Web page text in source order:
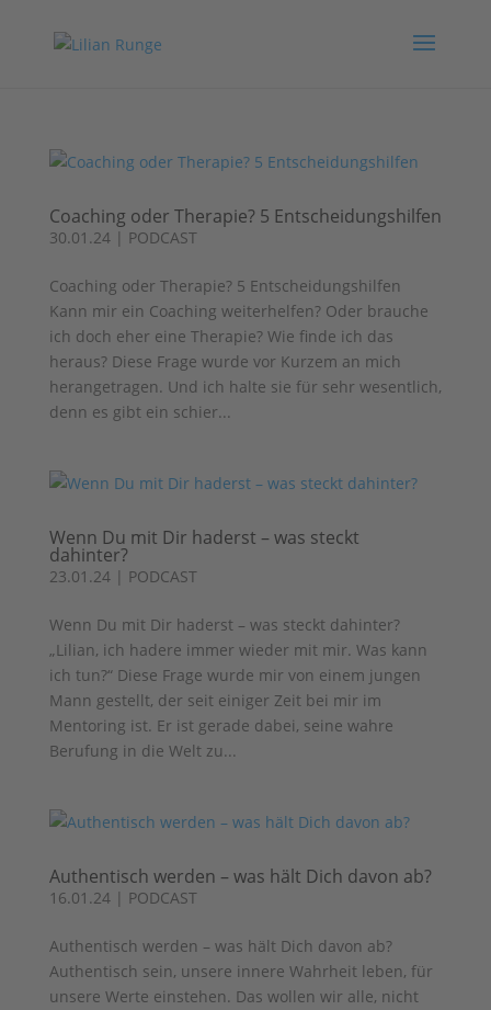
Coaching oder Therapie? 5 Entscheidungshilfen
30.01.24| PODCAST
Coaching oder Therapie? 5 Entscheidungshilfen
Kann mir ein Coaching weiterhelfen? Oder brauche
ich doch eher eine Therapie? Wie finde ich das
heraus? Diese Frage wurde vor Kurzem an mich
herangetragen. Und ich halte sie für sehr wesentlich,
denn es gibt ein schier...
Wenn Du mit Dir haderst – was steckt
dahinter?
23.01.24| PODCAST
Wenn Du mit Dir haderst – was steckt dahinter?
„Lilian, ich hadere immer wieder mit mir. Was kann
ich tun?“ Diese Frage wurde mir von einem jungen
Mann gestellt, der seit einiger Zeit bei mir im
Mentoring ist. Er ist gerade dabei, seine wahre
Berufung in die Welt zu...
Authentisch werden – was hält Dich davon ab?
16.01.24| PODCAST
Authentisch werden – was hält Dich davon ab?
Authentisch sein, unsere innere Wahrheit leben, für
unsere Werte einstehen. Das wollen wir alle, nicht